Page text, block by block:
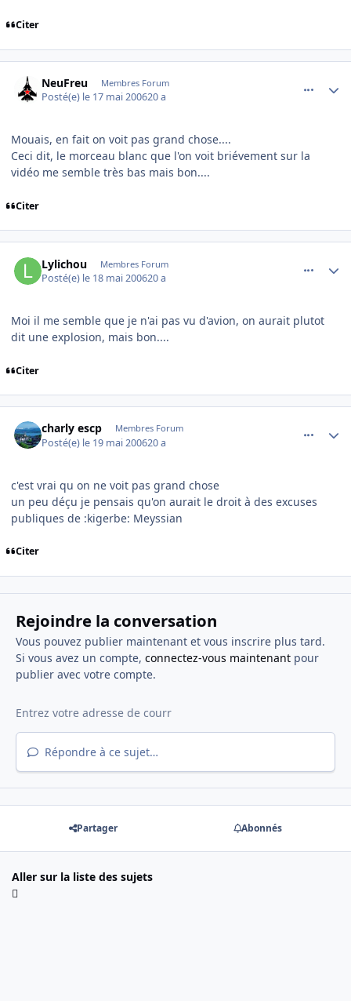
Citer
NeuFreu Membres Forum
Posté(e) le 17 mai 200620 a
Mouais, en fait on voit pas grand chose....
Ceci dit, le morceau blanc que l'on voit briévement sur la
vidéo me semble très bas mais bon....
Citer
Lylichou Membres Forum
Posté(e) le 18 mai 200620 a
Moi il me semble que je n'ai pas vu d'avion, on aurait plutot
dit une explosion, mais bon....
Citer
charly escp Membres Forum
Posté(e) le 19 mai 200620 a
c'est vrai qu on ne voit pas grand chose
un peu déçu je pensais qu'on aurait le droit à des excuses
publiques de :kigerbe: Meyssian
Citer
Rejoindre la conversation
Vous pouvez publier maintenant et vous inscrire plus tard.
Si vous avez un compte, connectez-vous maintenantpour
publier avec votre compte.
Répondre à ce sujet…
Partager Abonnés
Aller sur la liste des sujets